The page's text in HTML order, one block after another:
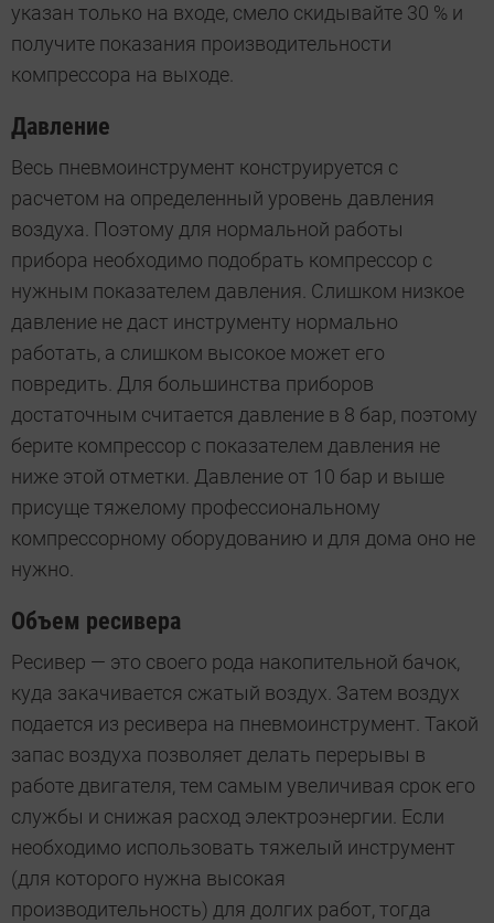
указан только на входе, смело скидывайте 30 % и
получите показания производительности
компрессора на выходе.
Давление
Весь пневмоинструмент конструируется с
расчетом на определенный уровень давления
воздуха. Поэтому для нормальной работы
прибора необходимо подобрать компрессор с
нужным показателем давления. Слишком низкое
давление не даст инструменту нормально
работать, а слишком высокое может его
повредить. Для большинства приборов
достаточным считается давление в 8 бар, поэтому
берите компрессор с показателем давления не
ниже этой отметки. Давление от 10 бар и выше
присуще тяжелому профессиональному
компрессорному оборудованию и для дома оно не
нужно.
Объем ресивера
Ресивер — это своего рода накопительной бачок,
куда закачивается сжатый воздух. Затем воздух
подается из ресивера на пневмоинструмент. Такой
запас воздуха позволяет делать перерывы в
работе двигателя, тем самым увеличивая срок его
службы и снижая расход электроэнергии. Если
необходимо использовать тяжелый инструмент
(для которого нужна высокая
производительность) для долгих работ, тогда